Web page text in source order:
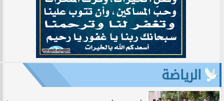
الرياضة